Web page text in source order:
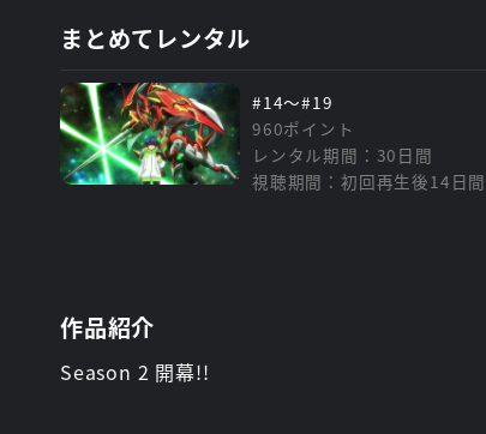
まとめてレンタル
#14～#19
960ポイント
レンタル期間：30日間
視聴期間：初回再生後14日間
作品紹介
Season 2 開幕!!